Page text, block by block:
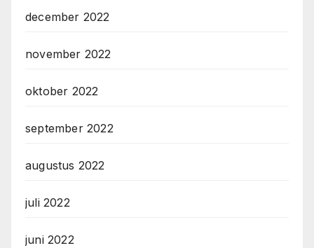
december 2022
november 2022
oktober 2022
september 2022
augustus 2022
juli 2022
juni 2022